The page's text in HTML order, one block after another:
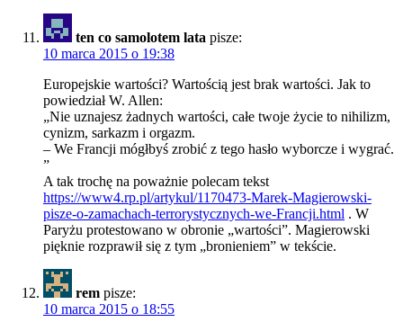
ten co samolotem lata pisze:
10 marca 2015 o 19:38
Europejskie wartości? Wartością jest brak wartości. Jak to
powiedział W. Allen:
„Nie uznajesz żadnych wartości, całe twoje życie to nihilizm,
cynizm, sarkazm i orgazm.
– We Francji mógłbyś zrobić z tego hasło wyborcze i wygrać.
”
A tak trochę na poważnie polecam tekst
https://www4.rp.pl/artykul/1170473-Marek-Magierowski-
pisze-o-zamachach-terrorystycznych-we-Francji.html . W
Paryżu protestowano w obronie „wartości”. Magierowski
pięknie rozprawił się z tym „bronieniem” w tekście.
rem pisze:
10 marca 2015 o 18:55